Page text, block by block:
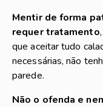
Mentir de forma
requer tratamento
que aceitar tudo
necessárias, não
parede.
Não o ofenda e